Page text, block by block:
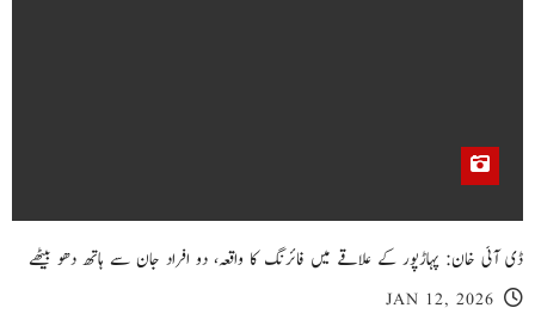
ڈی آئی خان: پہاڑپور کے علاقے میں فائرنگ کا واقعہ، دو افراد جان سے ہاتھ دھو بیٹھے
JAN 12, 2026